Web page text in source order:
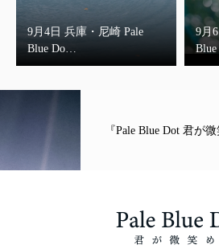
9月4日 兵庫・尼崎 Pale
Blue Do…
9月
『Pale Blue Dot 君が